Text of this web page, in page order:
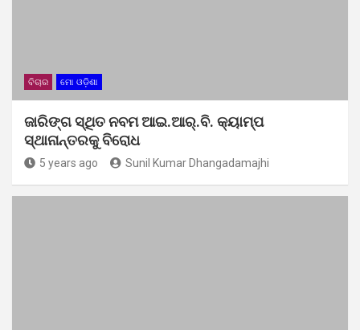
ବିଚାର ମୋ ଓଡ଼ିଶା
ଜାରିଙ୍ଗ ସ୍ଥିତ ନବମ ଆଇ.ଆର୍.ବି. କ୍ୟାମ୍ପ
ସ୍ଥାନାନ୍ତରକୁ ବିରୋଧ
5 years ago Sunil Kumar Dhangadamajhi